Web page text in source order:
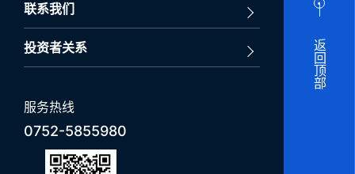
联系我们
投资者关系
服务热线
0752-5855980
返回顶部